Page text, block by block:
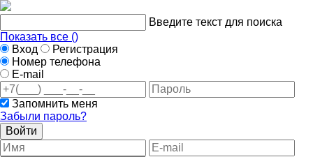
Введите текст для поиска
Показать все ()
Вход
Регистрация
Номер телефона
E-mail
Запомнить меня
Забыли пароль?
Войти